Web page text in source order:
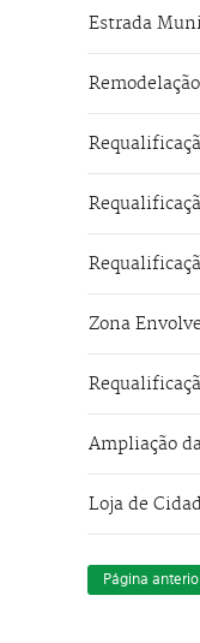
Estrada
Zona
Ampliação
Loja de
Página